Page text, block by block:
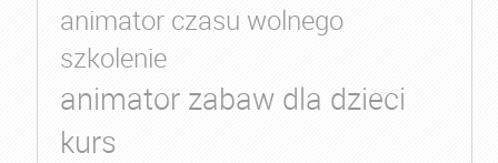
animator czasu wolnego
szkolenie
animator zabaw dla dzieci
kurs